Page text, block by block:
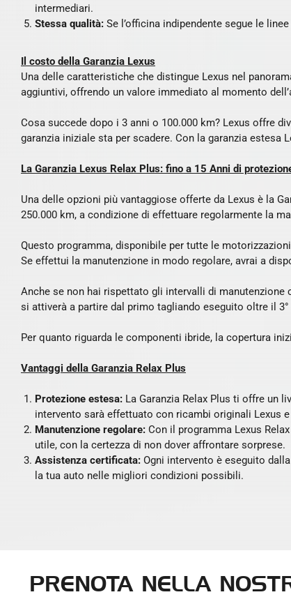
intermediari.
Stessa qualità: Se l’officina indipendente segue le
Il costo della Garanzia Lexus
Una delle caratteristiche che distingue Lexus nel
aggiuntivi, offrendo un valore immediato al momento
Cosa succede dopo i 3 anni o 100.000 km? Lexus offre
garanzia iniziale sta per scadere. Con la garanzia
La Garanzia Lexus Relax Plus: fino a 15 Anni di
Una delle opzioni più vantaggiose offerte da Lexus è la
250.000 km, a condizione di effettuare regolarmente la
Questo programma, disponibile per tutte le
Se effettui la manutenzione in modo regolare, avrai a
Anche se non hai rispettato gli intervalli di manutenzione
si attiverà a partire dal primo tagliando eseguito oltre il
Per quanto riguarda le componenti ibride, la copertura
Vantaggi della Garanzia Relax Plus
Protezione estesa: La Garanzia Relax Plus ti offre un
intervento sarà effettuato con ricambi originali Lexus
Manutenzione regolare: Con il programma Lexus
utile, con la certezza di non dover affrontare sorprese.
Assistenza certificata: Ogni intervento è eseguito
la tua auto nelle migliori condizioni possibili.
PRENOTA NELLA